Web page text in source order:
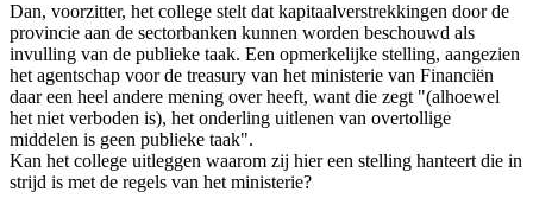
Dan, voorzitter, het college stelt dat kapitaalverstrekkingen door de
provincie aan de sectorbanken kunnen worden beschouwd als
invulling van de publieke taak. Een opmerkelijke stelling, aangezien
het agentschap voor de treasury van het ministerie van Financiën
daar een heel andere mening over heeft, want die zegt "(alhoewel
het niet verboden is), het onderling uitlenen van overtollige
middelen is geen publieke taak".
Kan het college uitleggen waarom zij hier een stelling hanteert die in
strijd is met de regels van het ministerie?